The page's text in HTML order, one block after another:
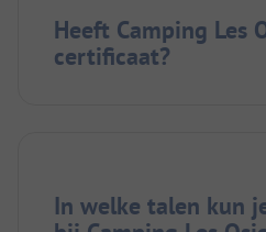
Heeft Camping Les
certificaat?
In welke talen kun